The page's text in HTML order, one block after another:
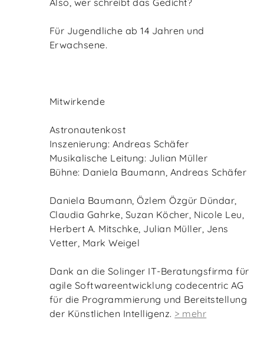
Also, wer schreibt das Gedicht?
Für Jugendliche ab 14 Jahren und
Erwachsene.
Mitwirkende
Astronautenkost
Inszenierung: Andreas Schäfer
Musikalische Leitung: Julian Müller
Bühne: Daniela Baumann, Andreas Schäfer
Daniela Baumann, Özlem Özgür Dündar,
Claudia Gahrke, Suzan Köcher, Nicole Leu,
Herbert A. Mitschke, Julian Müller, Jens
Vetter, Mark Weigel
Dank an die Solinger IT-Beratungsfirma für
agile Softwareentwicklung codecentric AG
für die Programmierung und Bereitstellung
der Künstlichen Intelligenz. > mehr